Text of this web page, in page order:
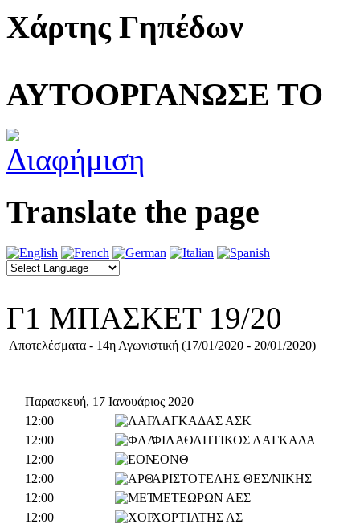
Χάρτης Γηπέδων
ΑΥΤΟΟΡΓΑΝΩΣΕ ΤΟ
Translate the page
Γ1 ΜΠΑΣΚΕΤ 19/20
Αποτελέσματα - 14η Αγωνιστική (17/01/2020 - 20/01/2020)
Παρασκευή, 17 Ιανουάριος 2020
12:00
ΛΑΓΚΑΔΑΣ ΑΣΚ
12:00
ΦΙΛΑΘΛΗΤΙΚΟΣ ΛΑΓΚΑΔΑ
12:00
ΕΟΝΘ
12:00
ΑΡΙΣΤΟΤΕΛΗΣ ΘΕΣ/ΝΙΚΗΣ
12:00
ΜΕΤΕΩΡΩΝ ΑΕΣ
12:00
ΧΟΡΤΙΑΤΗΣ ΑΣ